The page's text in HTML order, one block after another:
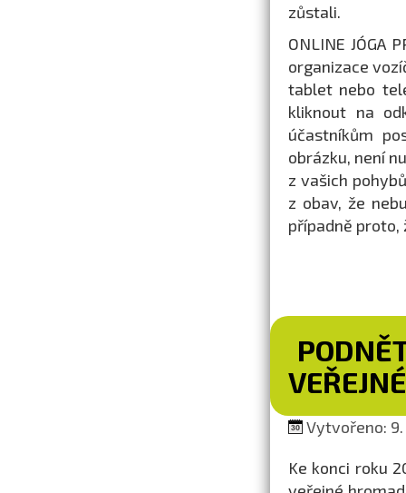
zůstali.
ONLINE JÓGA
organizace
tablet nebo
kliknout na
účastníkům
obrázku, není
z vašich
z obav, že
případně
Vytvořeno: 9.
Ke konci roku